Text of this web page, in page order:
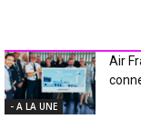
- A LA UNE
Air